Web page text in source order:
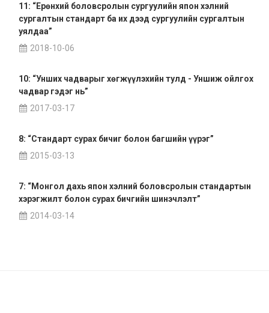
11: “Ерөнхий боловсролын сургуулийн япон хэлний
сургалтын стандарт ба их дээд сургуулийн сургалтын
уялдаа”
2018-10-06
10: “Унших чадварыг хөгжүүлэхийн тулд - Уншиж ойлгох
чадвар гэдэг нь”
2017-03-17
8: “Стандарт сурах бичиг болон багшийн үүрэг”
2015-03-13
7: “Монгол дахь япон хэлний боловсролын стандартын
хэрэгжилт болон сурах бичгийн шинэчлэлт”
2014-03-14